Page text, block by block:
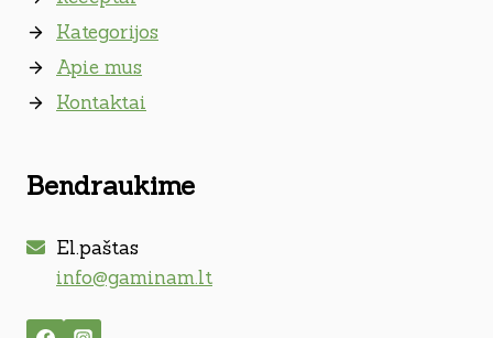
Kategorijos
Apie mus
Kontaktai
Bendraukime
El.paštas
info@gaminam.lt